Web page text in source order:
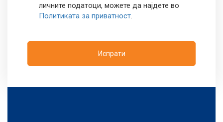
личните податоци, можете да најдете во
Политиката за приватност.
Испрати